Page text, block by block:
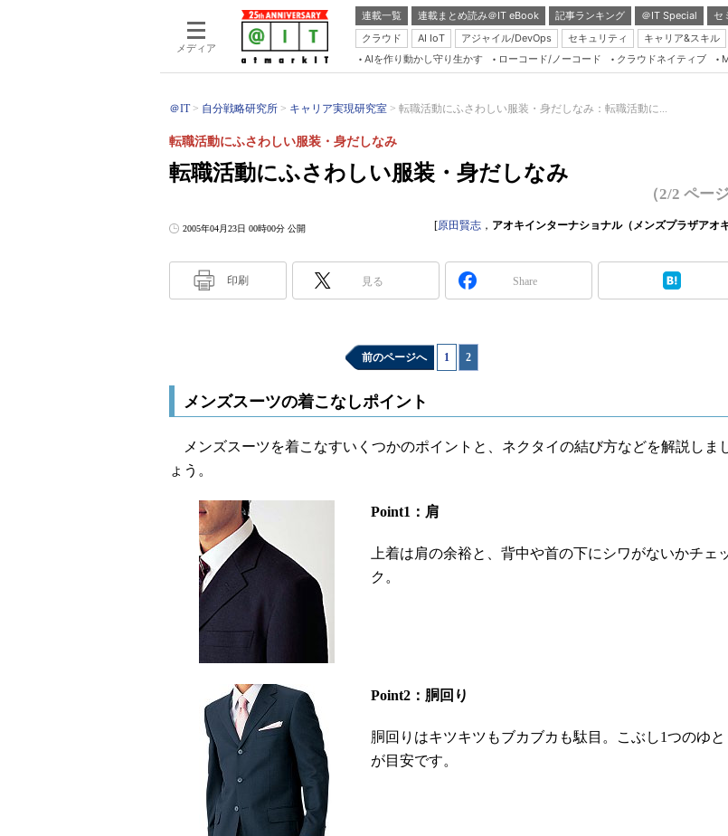
メディア
連載一覧 連載まとめ読み＠IT eBook 記事ランキング ＠IT Special セ
クラウド
AI IoT アジャイル/DevOps セキュリティ キャリア&スキル
AIを作り動かし守り生かす ローコード/ノーコード クラウドネイティブ
＠IT 自分戦略研究所 キャリア実現研究室 転職活動にふさわしい服装・身だしなみ：転職活動に...
転職活動にふさわしい服装・身だしなみ
転職活動にふさわしい服装・身だしなみ
（2/2 ページ
2005年04月23日 00時00分 公開 [原田賢志 ， アオキインターナショナル（メンズプラザアオキ
印刷 見る Share
前のページへ 1 2
メンズスーツの着こなしポイント
メンズスーツを着こなすいくつかのポイントと、ネクタイの結び方などを解説しま
ょう。
Point1：肩
上着は肩の余裕と、背中や首の下にシワがないかチェ
ク。
Point2：胴回り
胴回りはキツキツもブカブカも駄目。こぶし1つのゆと
が目安です。